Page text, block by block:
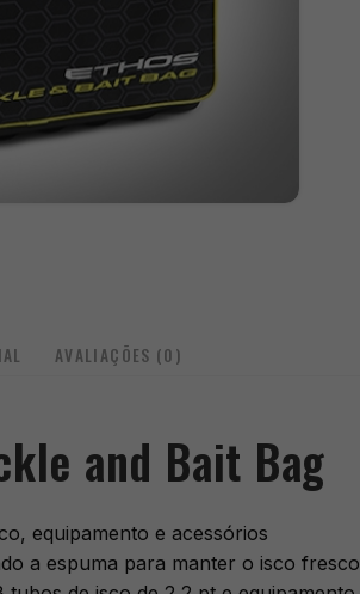
AVALIAÇÕES (0)
and Bait Bag
equipamento e acessórios
a espuma para manter o isco fresco